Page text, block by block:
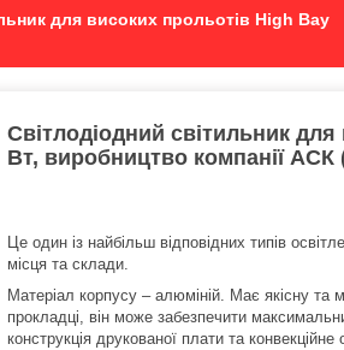
для високих прольотів High Bay
Світлодіодний світильник
Вт, виробництво компанії АСК
Це один із найбільш відповідних типів
місця та склади.
Матеріал корпусу – алюміній. Має якісну та
прокладці, він може забезпечити
конструкція друкованої плати та